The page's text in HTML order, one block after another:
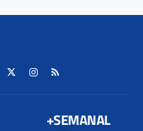
+SEMANAL